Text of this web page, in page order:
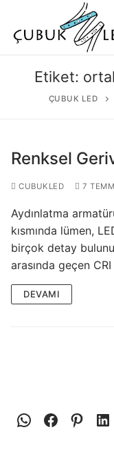
Etiket:
ÇUBUK LED
Renksel
CUBUKLED 7
Aydınlatma
kısmında lümen,
birçok detay
arasında geçen
DEVAMI